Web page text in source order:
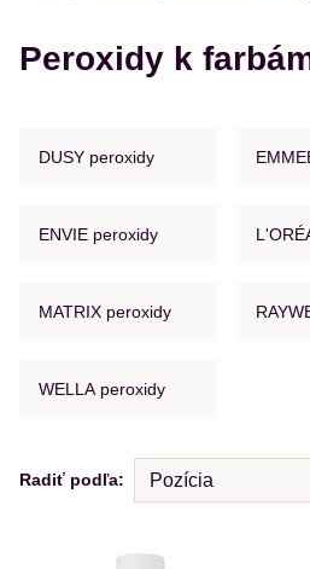
Peroxidy k
DUSY peroxidy
ENVIE peroxidy
MATRIX peroxidy
WELLA peroxidy
Radiť podľa: